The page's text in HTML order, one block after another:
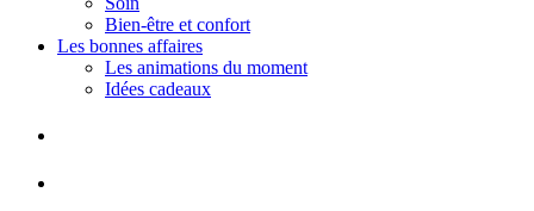
Bien-être et confort
Les bonnes affaires
Les animations du moment
Idées cadeaux